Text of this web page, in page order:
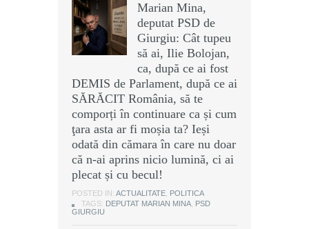
Marian Mina,
deputat PSD de
Giurgiu: Cât tupeu
să ai, Ilie Bolojan,
ca, după ce ai fost
DEMIS de Parlament, după ce ai
SĂRĂCIT România, să te
comporți în continuare ca și cum
ţara asta ar fi moșia ta? Ieși
odată din cămara în care nu doar
că n-ai aprins nicio lumină, ci ai
plecat și cu becul!
POSTED IN: ACTUALITATE
POLITICA
TAGS: DEPUTAT MARIAN MINA
PSD
GIURGIU